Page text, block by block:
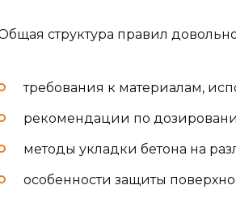
структура правил
требования к материалам,
рекомендации по
методы укладки бетона на
особенности защиты